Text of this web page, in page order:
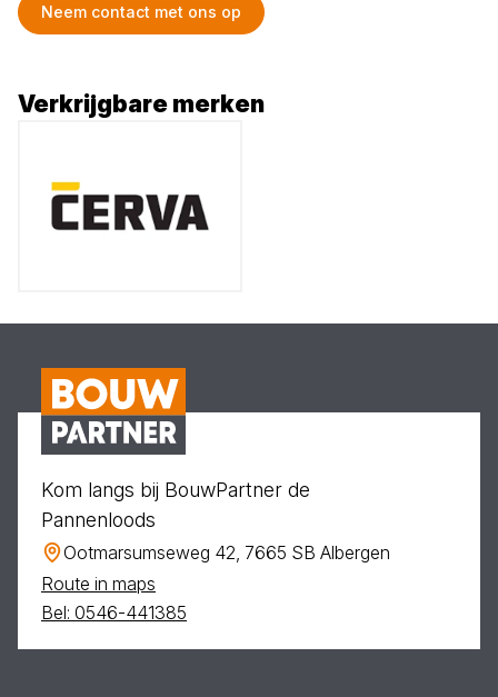
Neem contact met ons op
Verkrijgbare merken
Kom langs bij BouwPartner de
Pannenloods
Ootmarsumseweg 42, 7665 SB Albergen
Route in maps
Bel: 0546-441385